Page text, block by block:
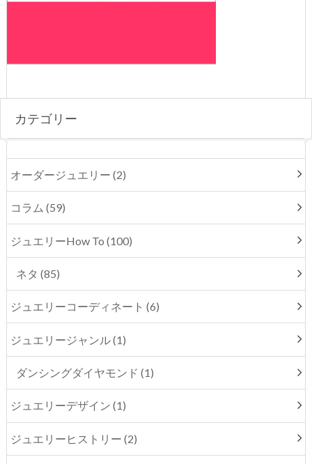
カテゴリー
オーダージュエリー (2)
コラム (59)
ジュエリーHow To (100)
ネタ (85)
ジュエリーコーディネート (6)
ジュエリージャンル (1)
ダンシングダイヤモンド (1)
ジュエリーデザイン (1)
ジュエリーヒストリー (2)